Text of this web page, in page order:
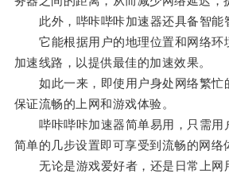
此外，哔咔哔咔加速器还具备智能
它能根据用户的地理位置和网络环
加速线路，以提供最佳的加速效果。
如此一来，即使用户身处网络繁忙
保证流畅的上网和游戏体验。
哔咔哔咔加速器简单易用，只需用
简单的几步设置即可享受到流畅的网络
无论是游戏爱好者，还是日常上网